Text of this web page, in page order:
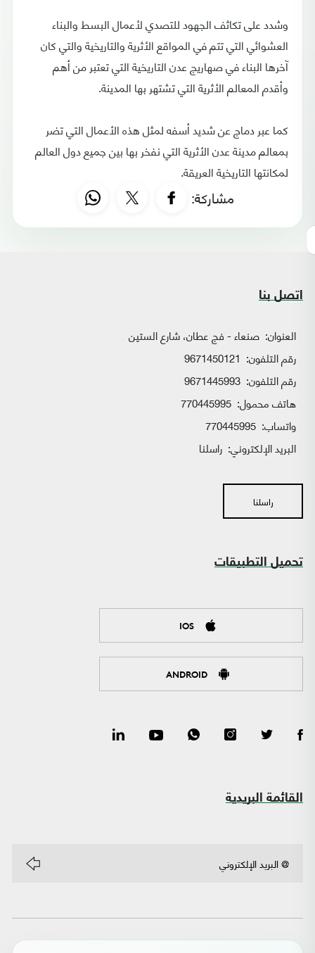
وشدد على تكاثف الجهود للتصدي لأعمال البسط والبناء
العشوائي التي تتم في المواقع الأثرية والتاريخية والتي كان
آخرها البناء في صهاريج عدن التاريخية التي تعتبر من أهم
وأقدم المعالم الأثرية التي تشتهر بها المدينة.
كما عبر دماج عن شديد أسفه لمثل هذه الأعمال التي تضر
بمعالم مدينة عدن الأثرية التي نفخر بها بين جميع دول العالم
لمكانتها التاريخية العريقة.
مشاركة:
اتصل بنا
العنوان: صنعاء - فج عطان، شارع الستين
رقم التلفون: 9671450121
رقم التلفون: 9671445993
هاتف محمول: 770445995
واتساب:
البريد الإلكتروني: راسلنا
راسلنا
تحميل التطبيقات
IOS
ANDROID
القائمة البريدية